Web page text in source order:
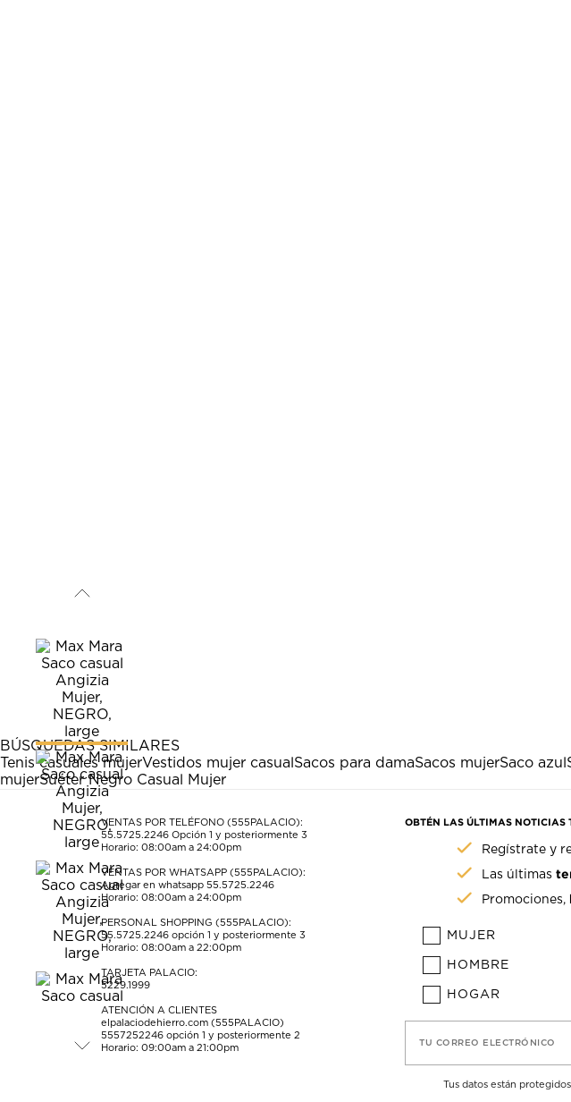
BÚSQUEDAS SIMILARES
Tenis casuales mujerVestidos mujer casual Sacos para damaSacos mujerSaco azul
mujerSuéter Negro Casual Mujer
VENTAS POR TELÉFONO (555PALACIO):
55.5725.2246 Opción 1 y posteriormente 3
Horario: 08:00am a 24:00pm
VENTAS POR WHATSAPP (555PALACIO):
Agregar en whatsapp 55.5725.2246
Horario: 08:00am a 24:00pm
PERSONAL SHOPPING (555PALACIO):
55.5725.2246 opción 1 y posteriormente 3
Horario: 08:00am a 22:00pm
TARJETA PALACIO:
5229.1999
ATENCIÓN A CLIENTES
elpalaciodehierro.com (555PALACIO)
5557252246 opción 1 y posteriormente 2
Horario: 09:00am a 21:00pm
OBTÉN LAS ÚLTIMAS NOTICIAS
Regístrate y
Las últimas
Promociones,
MUJER
HOMBRE
HOGAR
TU CORREO ELECTRÓNICO
Tus datos están